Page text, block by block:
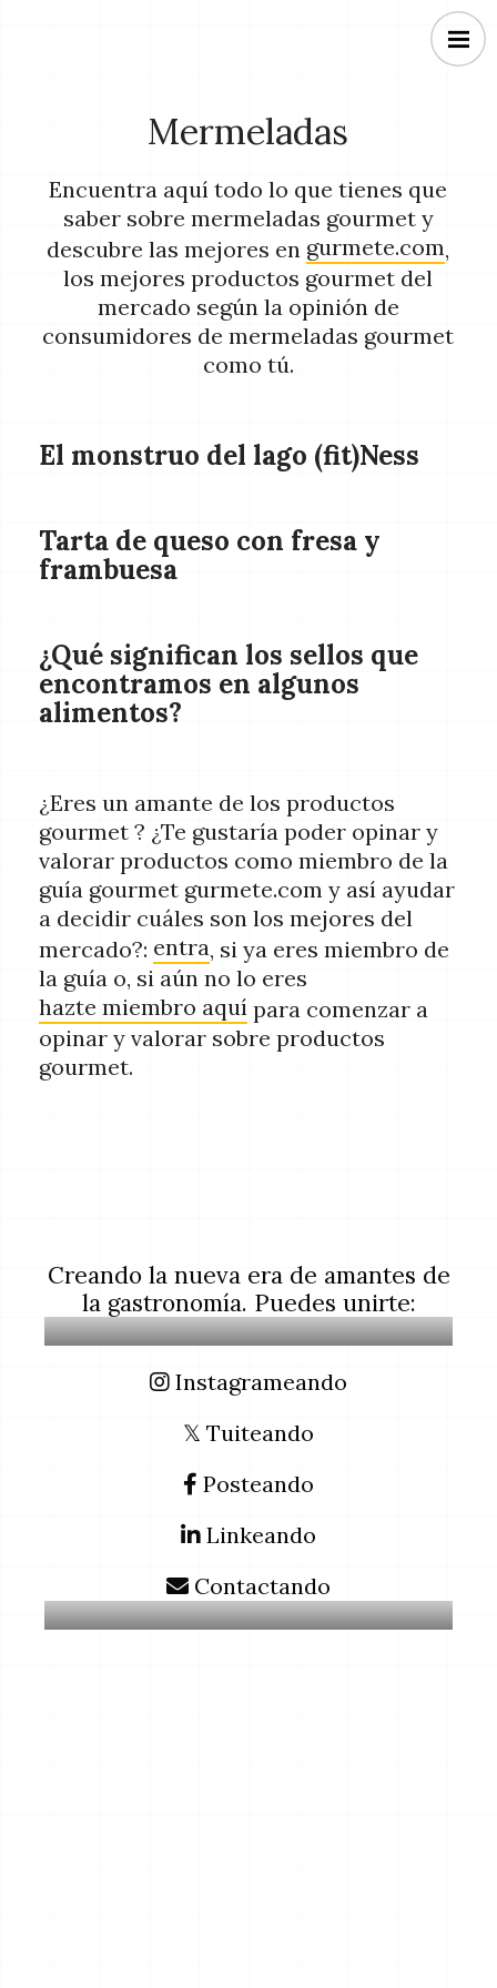
Mermeladas
Encuentra aquí todo lo que tienes que
saber sobre mermeladas gourmet y
descubre las mejores en gurmete.com,
los mejores productos gourmet del
mercado según la opinión de
consumidores de mermeladas gourmet
como tú.
El monstruo del lago (fit)Ness
Tarta de queso con fresa y
frambuesa
¿Qué significan los sellos que
encontramos en algunos
alimentos?
¿Eres un amante de los productos
gourmet ? ¿Te gustaría poder opinar y
valorar productos como miembro de la
guía gourmet gurmete.com y así ayudar
a decidir cuáles son los mejores del
mercado?: entra, si ya eres miembro de
la guía o, si aún no lo eres
hazte miembro aquípara comenzar a
opinar y valorar sobre productos
gourmet.
Creando la nueva era de amantes de
la gastronomía. Puedes unirte:
Instagrameando
𝕏 Tuiteando
Posteando
Linkeando
Contactando